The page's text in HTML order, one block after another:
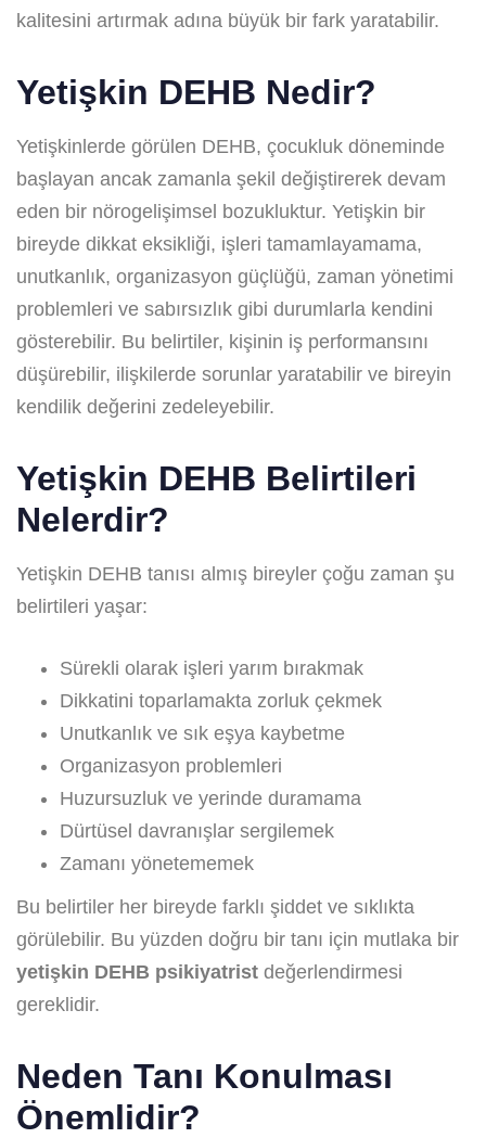
kalitesini artırmak adına büyük bir fark yaratabilir.
Yetişkin DEHB Nedir?
Yetişkinlerde görülen DEHB, çocukluk döneminde
başlayan ancak zamanla şekil değiştirerek devam
eden bir nörogelişimsel bozukluktur. Yetişkin bir
bireyde dikkat eksikliği, işleri tamamlayamama,
unutkanlık, organizasyon güçlüğü, zaman yönetimi
problemleri ve sabırsızlık gibi durumlarla kendini
gösterebilir. Bu belirtiler, kişinin iş performansını
düşürebilir, ilişkilerde sorunlar yaratabilir ve bireyin
kendilik değerini zedeleyebilir.
Yetişkin DEHB Belirtileri
Nelerdir?
Yetişkin DEHB tanısı almış bireyler çoğu zaman şu
belirtileri yaşar:
Sürekli olarak işleri yarım bırakmak
Dikkatini toparlamakta zorluk çekmek
Unutkanlık ve sık eşya kaybetme
Organizasyon problemleri
Huzursuzluk ve yerinde duramama
Dürtüsel davranışlar sergilemek
Zamanı yönetememek
Bu belirtiler her bireyde farklı şiddet ve sıklıkta
görülebilir. Bu yüzden doğru bir tanı için mutlaka bir
yetişkin DEHB psikiyatrist değerlendirmesi
gereklidir.
Neden Tanı Konulması
Önemlidir?